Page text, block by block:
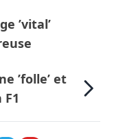
’vital’
’folle’ et